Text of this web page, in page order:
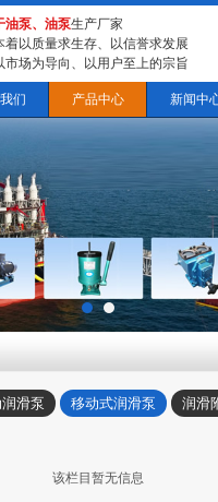
油泵、油泵生产厂家
着以质量求生存、以信誉求发展
市场为导向、以用户至上的宗旨
们 产品中心 新闻中
滑泵 移动式润滑泵
润滑
该栏目暂无信息